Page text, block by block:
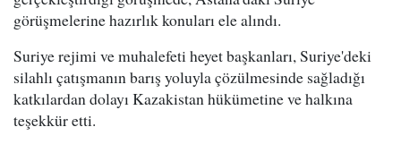
görüşmelerine hazırlık konuları ele alındı.
Suriye rejimi ve muhalefeti heyet başkanları, Suriye'deki
silahlı çatışmanın barış yoluyla çözülmesinde sağladığı
katkılardan dolayı Kazakistan hükümetine ve halkına
teşekkür etti.